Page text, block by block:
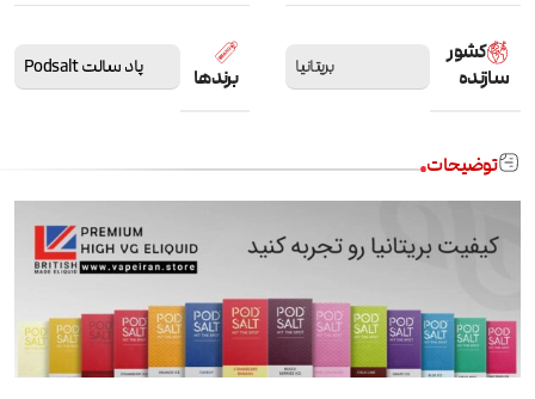
کشور
سازنده
بریتانیا برندها پاد سالت Podsalt
توضیحات